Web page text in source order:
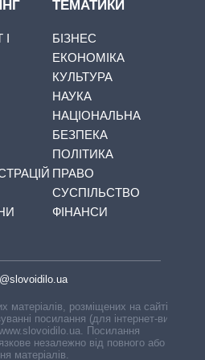
ТЕМАТИКИ
БІЗНЕС
ЕКОНОМІКА
КУЛЬТУРА
НАУКА
НАЦІОНАЛЬНА
БЕЗПЕКА
ПОЛІТИКА
ПРАВО
СУСПІЛЬСТВО
ФІНАНСИ
матеріалів, розміщених на сайті,
посилання (для інтернет-видань
Посилання
незалежно від повного або
матеріалів.